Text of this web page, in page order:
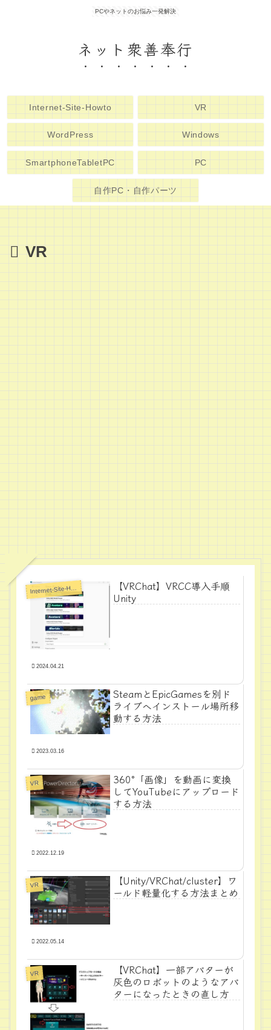
PCやネットのお悩み一発解決
ネット衆善奉行
Internet-Site-Howto VR
WordPress Windows
SmartphoneTabletPC PC
自作PC・自作パーツ
VR
I
nternet-Site-Howto
【VRChat】VRCC導入手順
Unity
2024.04.21
game
SteamとEpicGamesを別ド
ライブへインストール場所移
動する方法
2023.03.16
VR
360°「画像」を動画に変換
してYouTubeにアップロード
する方法
2022.12.19
VR
【Unity/VRChat/cluster】ワ
ールド軽量化する方法まとめ
2022.05.14
VR
【VRChat】一部アバターが
灰色のロボットのようなアバ
ターになったときの直し方